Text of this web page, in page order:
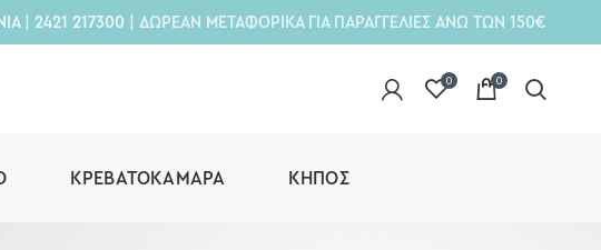
| 2421 217300 | ΔΩΡΕΑΝ ΜΕΤΑΦΟΡΙΚΑ ΓΙΑ ΠΑΡΑΓΓΕΛΙΕΣ ΑΝΩ ΤΩΝ 150€
0 0
ΚΡΕΒΑΤΟΚΆΜΑΡΑ ΚΉΠΟΣ